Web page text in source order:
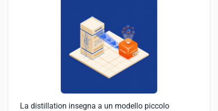
La distillation insegna a un modello piccolo